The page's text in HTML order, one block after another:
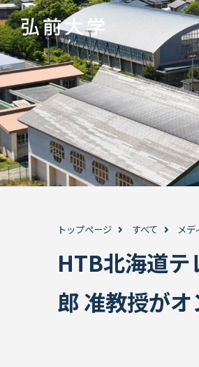
トップページ すべて メデ
HTB北海道テ
郎 准教授が